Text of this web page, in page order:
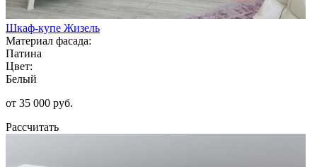
Шкаф-купе Жизель
Материал фасада:
Патина
Цвет:
Белый
от 35 000 руб.
Рассчитать